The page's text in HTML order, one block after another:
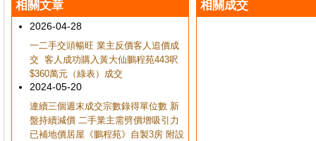
相關文章
2026-04-28
一二手交頭暢旺 業主反價客人追價成
交 客人成功購入黃大仙鵬程苑443呎
$360萬元（綠表）成交
2024-05-20
連續三個週末成交宗數錄得單位數 新
盤持續減價 二手業主需劈價增吸引力
已補地價居屋《鵬程苑》自製3房 附設
相關成交